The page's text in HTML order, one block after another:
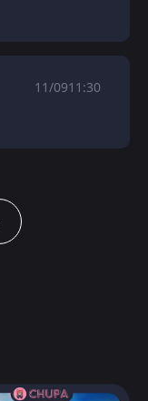
11/0911:30